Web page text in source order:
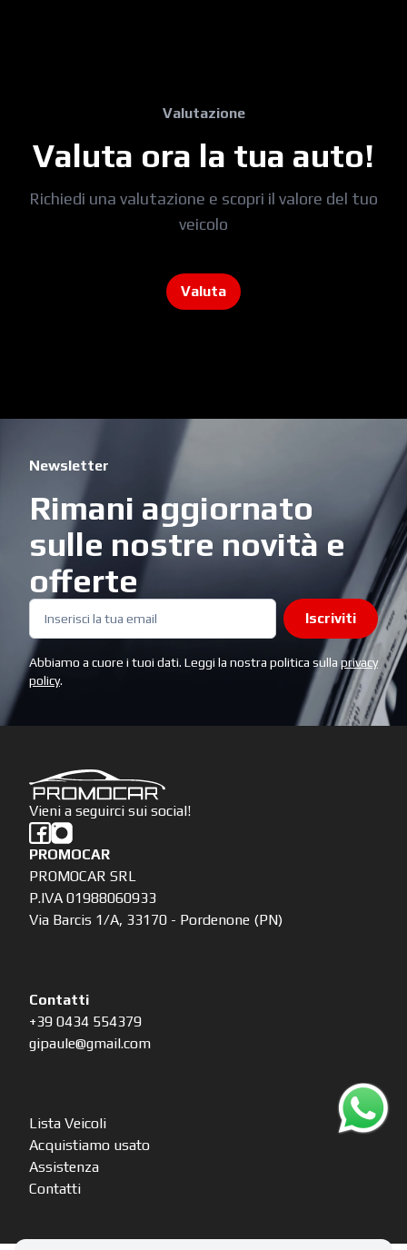
Valutazione
Valuta ora la tua auto!
Richiedi una valutazione e scopri il valore del tuo
veicolo
Valuta
Newsletter
Rimani aggiornato
sulle nostre novità e
offerte
Iscriviti
Abbiamo a cuore i tuoi dati. Leggi la nostra politica sullaprivacy
policy.
Vieni a seguirci sui social!
PROMOCAR
PROMOCAR SRL
P.IVA 01988060933
Via Barcis 1/A, 33170 - Pordenone (PN)
Contatti
+39 0434 554379
gipaule@gmail.com
Lista Veicoli
Acquistiamo usato
Assistenza
Contatti